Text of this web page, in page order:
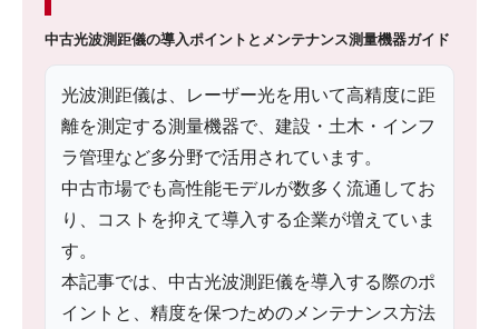
中古光波測距儀の導入ポイントとメンテナンス測量機器ガイド
光波測距儀は、レーザー光を用いて高精度に距
離を測定する測量機器で、建設・土木・インフ
ラ管理など多分野で活用されています。
中古市場でも高性能モデルが数多く流通してお
り、コストを抑えて導入する企業が増えていま
す。
本記事では、中古光波測距儀を導入する際のポ
イントと、精度を保つためのメンテナンス方法